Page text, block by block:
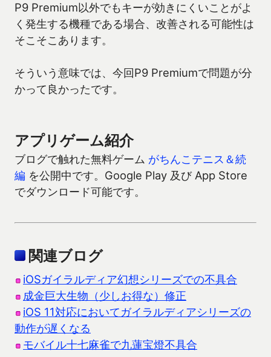
P9 Premium以外でもキーが効きにくいことがよ
く発生する機種である場合、改善される可能性は
そこそこあります。
そういう意味では、今回P9 Premiumで問題が分
かって良かったです。
アプリゲーム紹介
ブログで触れた無料ゲーム がちんこテニス＆続
編 を公開中です。Google Play 及び App Store
でダウンロード可能です。
関連ブログ
iOSガイラルディア幻想シリーズでの不具合
成金巨大生物（少しお得な）修正
iOS 11対応においてガイラルディアシリーズの
動作が遅くなる
モバイル十七麻雀で九蓮宝燈不具合